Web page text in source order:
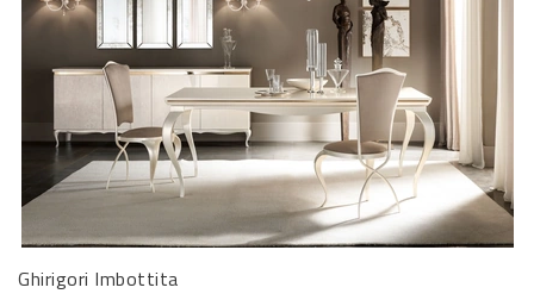
Ghirigori Imbottita